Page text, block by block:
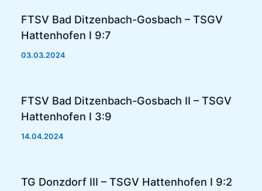
FTSV Bad Ditzenbach-Gosbach – TSGV
Hattenhofen I 9:7
03.03.2024
FTSV Bad Ditzenbach-Gosbach II – TSGV
Hattenhofen I 3:9
14.04.2024
TG Donzdorf III – TSGV Hattenhofen I 9:2